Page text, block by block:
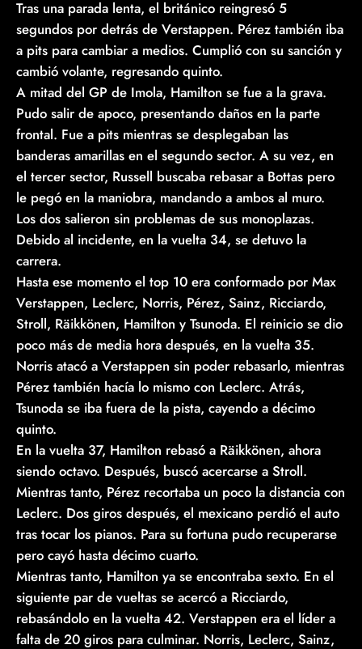
Tras una parada lenta, el británico reingresó 5
segundos por detrás de Verstappen. Pérez también iba
a pits para cambiar a medios. Cumplió con su sanción y
cambió volante, regresando quinto.
A mitad del GP de Imola, Hamilton se fue a la grava.
Pudo salir de apoco, presentando daños en la parte
frontal. Fue a pits mientras se desplegaban las
banderas amarillas en el segundo sector. A su vez, en
el tercer sector, Russell buscaba rebasar a Bottas pero
le pegó en la maniobra, mandando a ambos al muro.
Los dos salieron sin problemas de sus monoplazas.
Debido al incidente, en la vuelta 34, se detuvo la
carrera.
Hasta ese momento el top 10 era conformado por Max
Verstappen, Leclerc, Norris, Pérez, Sainz, Ricciardo,
Stroll, Räikkönen, Hamilton y Tsunoda. El reinicio se dio
poco más de media hora después, en la vuelta 35.
Norris atacó a Verstappen sin poder rebasarlo, mientras
Pérez también hacía lo mismo con Leclerc. Atrás,
Tsunoda se iba fuera de la pista, cayendo a décimo
quinto.
En la vuelta 37, Hamilton rebasó a Räikkönen, ahora
siendo octavo. Después, buscó acercarse a Stroll.
Mientras tanto, Pérez recortaba un poco la distancia con
Leclerc. Dos giros después, el mexicano perdió el auto
tras tocar los pianos. Para su fortuna pudo recuperarse
pero cayó hasta décimo cuarto.
Mientras tanto, Hamilton ya se encontraba sexto. En el
siguiente par de vueltas se acercó a Ricciardo,
rebasándolo en la vuelta 42. Verstappen era el líder a
falta de 20 giros para culminar. Norris, Leclerc, Sainz,